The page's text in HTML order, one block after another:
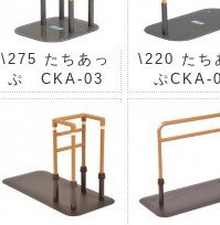
\275 たちあっ
ぷ CKA-03
\220 たち
ぷCKA-